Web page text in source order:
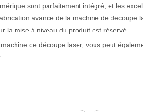
et inspirant de l'original.
sont parfaitement intégré, et les
avancé de la machine de découpe
la mise à niveau du produit est réservé.
de découpe laser, vous peut